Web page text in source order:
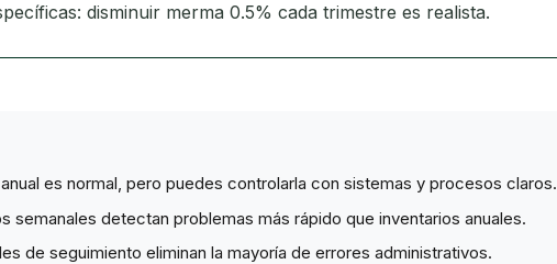
disminuir merma 0.5% cada trimestre es realista.
es normal, pero puedes controlarla con sistemas y procesos claros.
semanales detectan problemas más rápido que inventarios anuales.
de seguimiento eliminan la mayoría de errores administrativos.